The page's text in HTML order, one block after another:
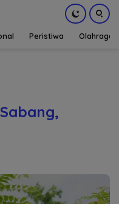
Peristiwa Olahraga